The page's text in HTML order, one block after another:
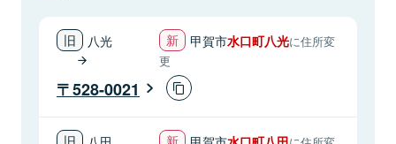
八光 甲賀市水口町八光に住所変
更
528-0021